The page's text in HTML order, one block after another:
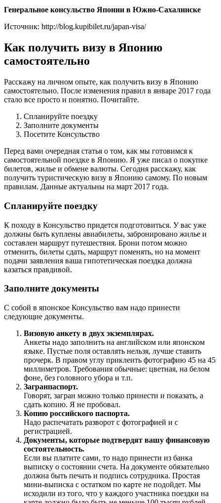
Генеральное консульство Японии в Южно-Сахалинске
Источник: http://blog.kupibilet.ru/japan-visa/
Как получить визу в Японию
самостоятельно
Расскажу на личном опыте, как получить визу в Японию
самостоятельно. После изменения правил в январе 2017 года
стало все просто и понятно. Почитайте.
Спланируйте поездку
Заполните документы
Посетите Консульство
Перед вами очередная статья о том, как мы готовимся к
самостоятельной поездке в Японию. Я уже писал о покупке
билетов, жилье и обмене валюты. Сегодня расскажу, как
получить туристическую визу в Японию самому. По новым
правилам. Данные актуальны на март 2017 года.
Спланируйте поездку
К походу в Консульство придется подготовиться. У вас уже
должны быть куплены авиабилеты, забронировано жилье и
составлен маршрут путешествия. Брони потом можно
отменить, билеты сдать, маршрут поменять, но на момент
подачи заявления ваша гипотетическая поездка должна
казаться правдивой.
Заполните документы
С собой в японское Консульство вам надо принести
следующие документы.
Визовую анкету в двух экземплярах.
Анкеты надо заполнить на английском или японском
языке. Пустые поля оставлять нельзя, лучше ставить
прочерк. В правом углу приклеить фотографию 45 на 45
миллиметров. Требования обычные: цветная, на белом
фоне, без головного убора и т.п.
Загранпаспорт.
Говорят, загран можно только принести и показать, а
сдать копию. Я не пробовал.
Копию российского паспорта.
Надо распечатать разворот с фотографией и с
регистрацией.
Документы, которые подтвердят вашу финансовую
состоятельность.
Если вы платите сами, то надо принести из банка
выписку о состоянии счета. На документе обязательно
должна быть печать и подпись сотрудника. Простая
мини-выписка с остатком по карте не подойдет. Мы
исходили из того, что у каждого участника поездки на